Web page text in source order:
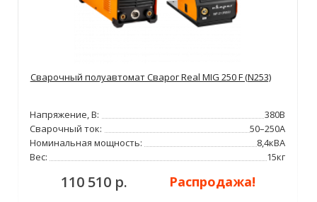
Сварочный полуавтомат Сварог Real MIG 250 F (N253)
Напряжение, В:
380В
Сварочный ток:
50–250А
Номинальная мощность:
8,4кВА
Вес:
15кг
110 510 р. Распродажа!